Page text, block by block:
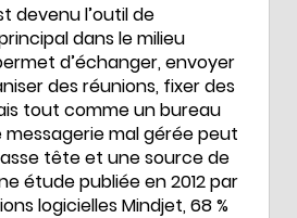
devenu l’outil de
dans le milieu
d’échanger, envoyer
des réunions, fixer des
tout comme un bureau
mal gérée peut
tête et une source de
étude publiée en 2012 par
logicielles Mindjet, 68 %